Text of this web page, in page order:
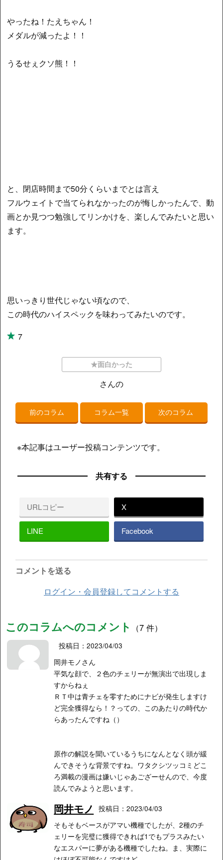
やったね！たえちゃん！
メダルが減ったよ！！
うるせぇクソ熊！！
と、閉店時間まで50分くらいまでとは言え
フルウェイトで当てられなかったのが悔しかったんで、動
画とか見つつ勉強してリンかけを、楽しんでみたいと思い
ます。
思いっきり世代じゃない頃なので、
この時代のハイスペックを味わってみたいのです。
7
★面白かった
さんの
前のコラム コラム一覧 次のコラム
※本記事はユーザー投稿コンテンツです。
共有する
URLコピー X
LINE Facebook
コメントを送る
ログイン・会員登録してコメントする
このコラムへのコメント （7 件）
投稿日：2023/04/03
岡井モノさん
平気な顔で、２色のチェリーが無演出で出現しま
すからねぇ
ＲＴ中は青チェを零すためにナビが発生しますけ
ど完全獲得なら！？っての、このあたりの時代か
らあったんですね（）
原作の解説を聞いているうちになんとなく頭が緩
んできそうな背景ですね。ワタクシツッコミどこ
ろ満載の漫画は嫌いじゃあござーせんので、今度
読んでみようと思います。
岡井モノ
投稿日：2023/04/03
そもそもベースがアマい機種でしたが、2種のチ
ェリーを完璧に獲得できれば1でもプラスみたい
なエスパーに夢がある機種でしたね。ま、実際に